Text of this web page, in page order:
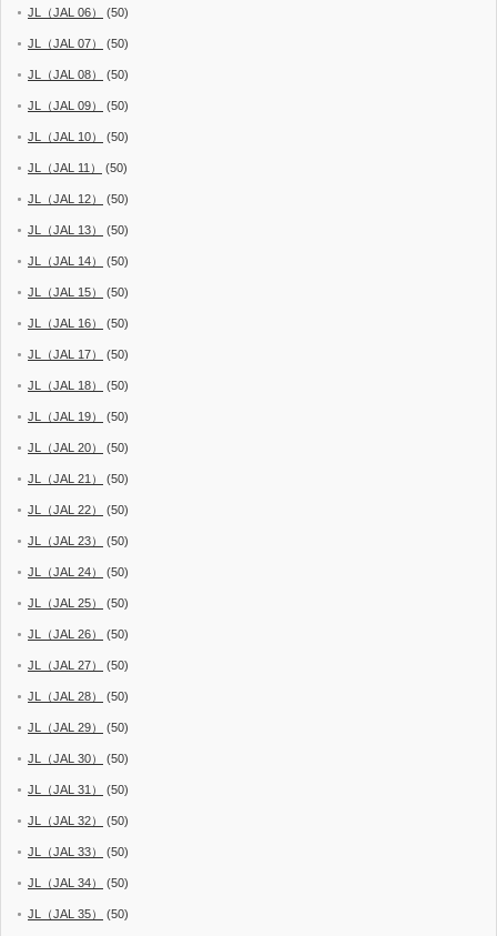
JL（JAL 06） (50)
JL（JAL 07） (50)
JL（JAL 08） (50)
JL（JAL 09） (50)
JL（JAL 10） (50)
JL（JAL 11） (50)
JL（JAL 12） (50)
JL（JAL 13） (50)
JL（JAL 14） (50)
JL（JAL 15） (50)
JL（JAL 16） (50)
JL（JAL 17） (50)
JL（JAL 18） (50)
JL（JAL 19） (50)
JL（JAL 20） (50)
JL（JAL 21） (50)
JL（JAL 22） (50)
JL（JAL 23） (50)
JL（JAL 24） (50)
JL（JAL 25） (50)
JL（JAL 26） (50)
JL（JAL 27） (50)
JL（JAL 28） (50)
JL（JAL 29） (50)
JL（JAL 30） (50)
JL（JAL 31） (50)
JL（JAL 32） (50)
JL（JAL 33） (50)
JL（JAL 34） (50)
JL（JAL 35） (50)